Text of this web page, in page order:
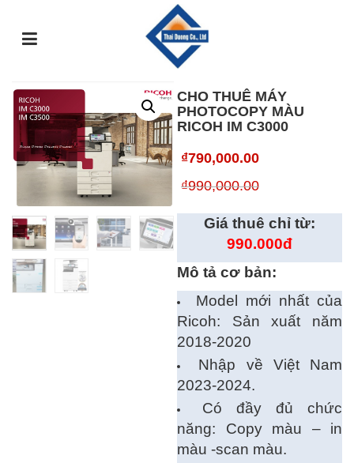
CHỦ
THIỆU
VỤ
KIỆN
TƯ
PHẨM
CHO THUÊ MÁY
PHOTOCOPY MÀU
RICOH IM C3000
₫790,000.00
₫990,000.00
Giá thuê chỉ từ:
990.000đ
Mô tả cơ bản:
Model mới nhất của
Ricoh: Sản xuất năm
2018-2020
Nhập về Việt Nam
2023-2024.
Có đầy đủ chức
năng: Copy màu – in
màu -scan màu.